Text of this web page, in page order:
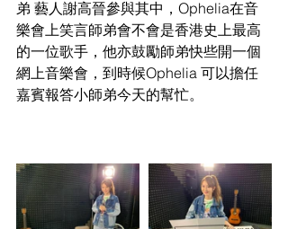
弟 藝人謝高晉參與其中，Ophelia在音
樂會上笑言師弟會不會是香港史上最高
的一位歌手，他亦鼓勵師弟快些開一個
網上音樂會，到時候Ophelia 可以擔任
嘉賓報答小師弟今天的幫忙。